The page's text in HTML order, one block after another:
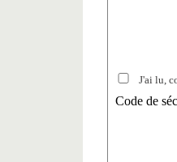
J'ai lu,
Code de